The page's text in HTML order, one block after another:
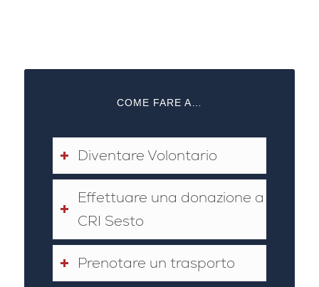
COME FARE A…
Diventare Volontario
Effettuare una donazione a
CRI Sesto
Prenotare un trasporto